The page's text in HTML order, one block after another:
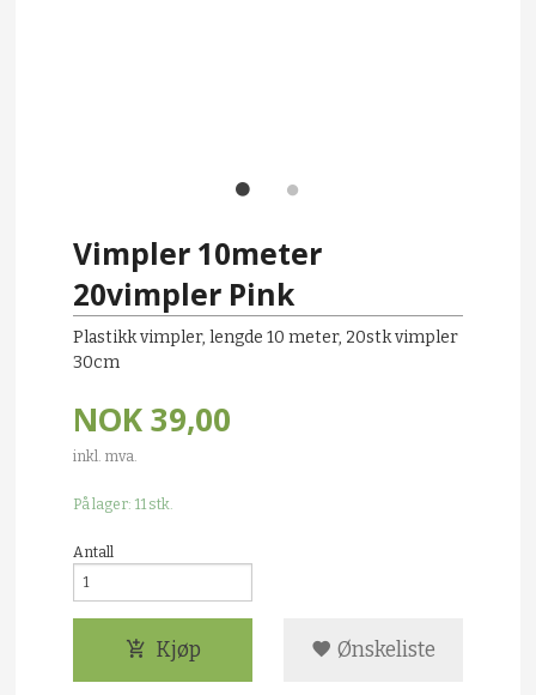
Vimpler 10meter
20vimpler Pink
Plastikk vimpler, lengde 10 meter, 20stk vimpler
30cm
NOK 39,00
inkl. mva.
På lager: 11 stk.
Antall
Kjøp Ønskeliste